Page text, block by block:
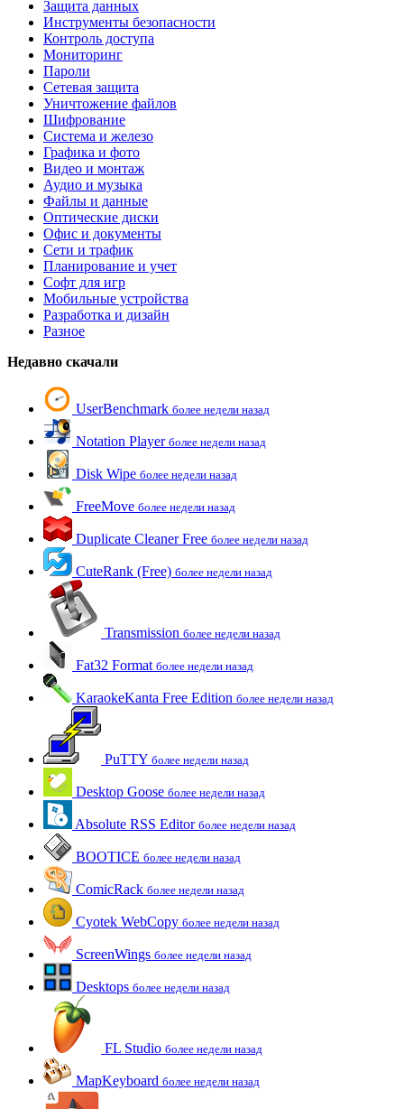
Защита данных
Инструменты безопасности
Контроль доступа
Мониторинг
Пароли
Сетевая защита
Уничтожение файлов
Шифрование
Система и железо
Графика и фото
Видео и монтаж
Аудио и музыка
Файлы и данные
Оптические диски
Офис и документы
Сети и трафик
Планирование и учет
Софт для игр
Мобильные устройства
Разработка и дизайн
Разное
Недавно скачали
UserBenchmark более недели назад
Notation Player более недели назад
Disk Wipe более недели назад
FreeMove более недели назад
Duplicate Cleaner Free более недели назад
CuteRank (Free) более недели назад
Transmission более недели назад
Fat32 Format более недели назад
KaraokeKanta Free Edition более недели назад
PuTTY более недели назад
Desktop Goose более недели назад
Absolute RSS Editor более недели назад
BOOTICE более недели назад
ComicRack более недели назад
Cyotek WebCopy более недели назад
ScreenWings более недели назад
Desktops более недели назад
FL Studio более недели назад
MapKeyboard более недели назад